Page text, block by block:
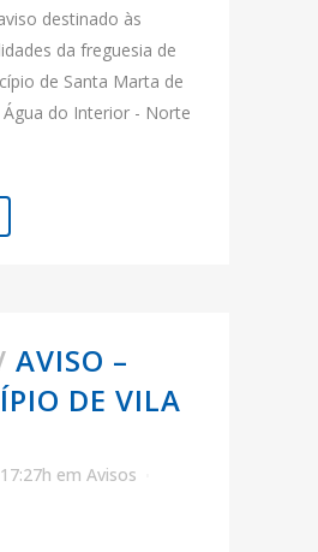
destinado às
da freguesia de
de Santa Marta de
Água do Interior - Norte
AVISO –
DE VILA
em Avisos